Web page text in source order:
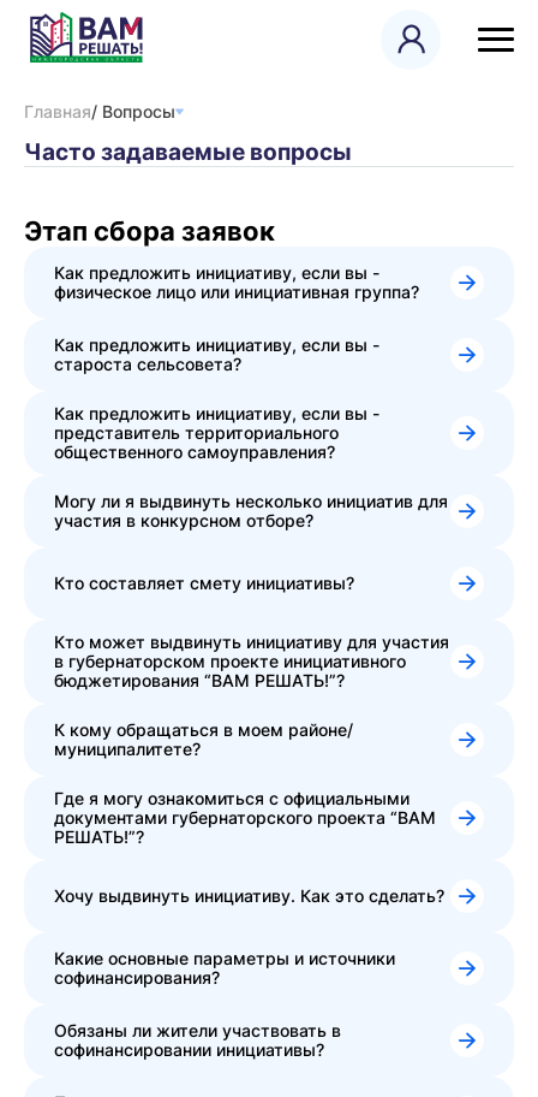
Главная/ Вопросы
Часто задаваемые вопросы
Этап сбора заявок
Как предложить инициативу, если вы -
физическое лицо или инициативная группа?
Как предложить инициативу, если вы -
староста сельсовета?
Как предложить инициативу, если вы -
представитель территориального
общественного самоуправления?
Могу ли я выдвинуть несколько инициатив для
участия в конкурсном отборе?
Кто составляет смету инициативы?
Кто может выдвинуть инициативу для участия
в губернаторском проекте инициативного
бюджетирования “ВАМ РЕШАТЬ!”?
К кому обращаться в моем районе/
муниципалитете?
Где я могу ознакомиться с официальными
документами губернаторского проекта “ВАМ
РЕШАТЬ!”?
Хочу выдвинуть инициативу. Как это сделать?
Какие основные параметры и источники
софинансирования?
Обязаны ли жители участвовать в
софинансировании инициативы?